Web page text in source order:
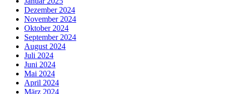
Dezember 2024
November 2024
Oktober 2024
September 2024
August 2024
Juli 2024
Juni 2024
Mai 2024
April 2024
März 2024